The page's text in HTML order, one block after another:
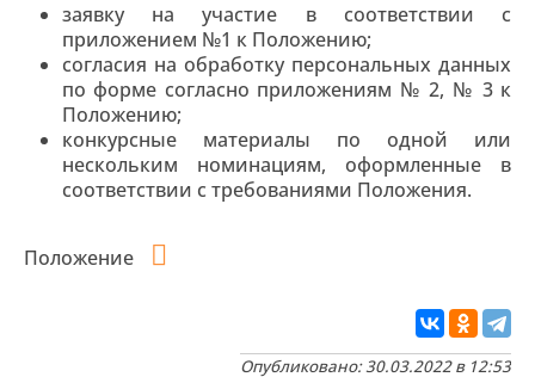
заявку на участие в соответствии с
приложением №1 к Положению;
согласия на обработку персональных данных
по форме согласно приложениям № 2, № 3 к
Положению;
конкурсные материалы по одной или
нескольким номинациям, оформленные в
соответствии с требованиями Положения.
Положение
Опубликовано: 30.03.2022 в 12:53